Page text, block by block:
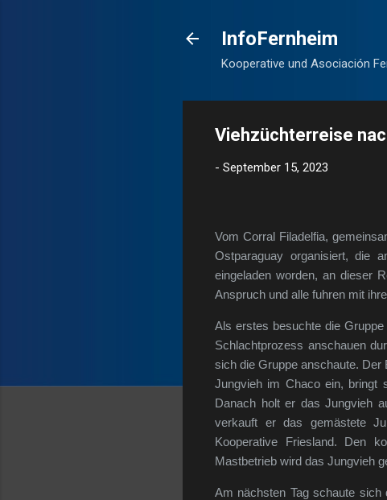
InfoFernheim
Kooperative und Asociación
Viehzüchterreise
- September 15, 2023
Vom Corral Filadelfia,
Ostparaguay organisiert, die
eingeladen worden, an dieser
Anspruch und alle fuhren mit
Als erstes besuchte die
Schlachtprozess anschauen
sich die Gruppe anschaute.
Jungvieh im Chaco ein, bringt
Danach holt er das Jungvieh
verkauft er das gemästete
Kooperative Friesland. Den
Mastbetrieb wird das Jungvieh
Am nächsten Tag schaute sich